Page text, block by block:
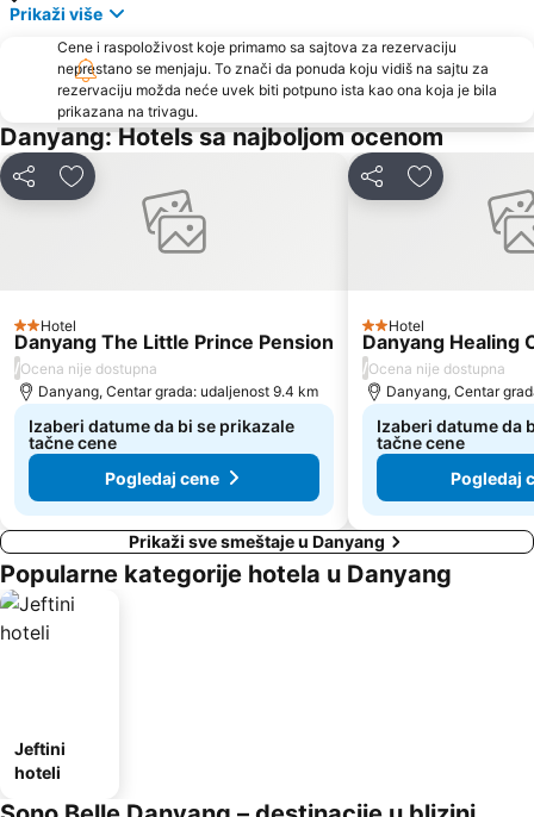
Prikaži više
Cene i raspoloživost koje primamo sa sajtova za rezervaciju
neprestano se menjaju. To znači da ponuda koju vidiš na sajtu za
rezervaciju možda neće uvek biti potpuno ista kao ona koja je bila
prikazana na trivagu.
Danyang: Hotels sa najboljom ocenom
Deli Dodati u favorite
2 Zvezdice
Hotel
Danyang The Little Prince Pension
/Ocena nije dostupna
Danyang, Centar grada: udaljenost 9.4 km
Izaberi datume da bi se prikazale
tačne cene
Pogledaj cene
Deli Dodati u
2 Zvezdice
Hotel
Danyang Healing
/Ocena nije dostupna
Danyang, Centar
Izaberi datume da
tačne cene
Pogledaj
Prikaži sve smeštaje u Danyang
Popularne kategorije hotela u Danyang
Jeftini
hoteli